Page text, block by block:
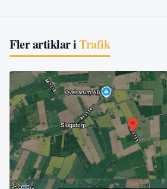
Fler artiklar iTrafik